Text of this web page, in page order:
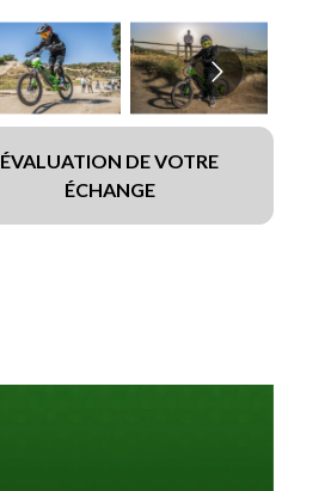
ÉVALUATION DE VOTRE
ÉCHANGE